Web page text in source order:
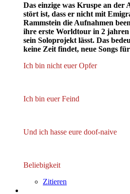
Das einzige was Kruspe an der
stört ist, dass er nicht mit
Rammstein die Aufnahmen
ihre erste Worldtour in 2
sein Soloprojekt lässt. Das
keine Zeit findet, neue Songs
Ich bin nicht euer Opfer
Ich bin euer Feind
Und ich hasse eure doof-naive
Beliebigkeit
Zitieren